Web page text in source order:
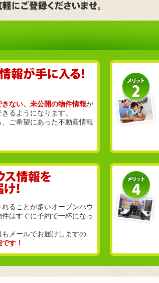
ない、未公開の物件情報が
るようになります。
ご希望にあった不動産情報
ることが多いオープンハウ
はすぐに予約で一杯になっ
メールでお届けしますの
す！